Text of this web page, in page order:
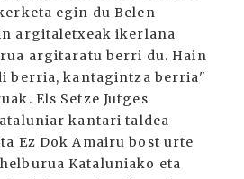
egin du Belen
argitaletxeak ikerlana
argitaratu berri du. Hain
berria, kantagintza berria"
Els Setze Jutges
kantari taldea
Ez Dok Amairu bost urte
Kataluniako eta